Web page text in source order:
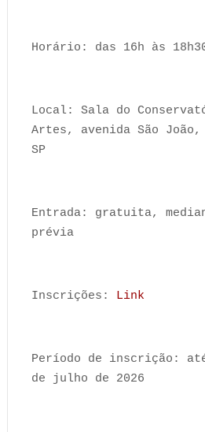
Horário: das 16h às
Local: Sala do
Artes, avenida São João,
SP
Entrada: gratuita,
prévia
Inscrições: Link
Período de inscrição:
de julho de 2026